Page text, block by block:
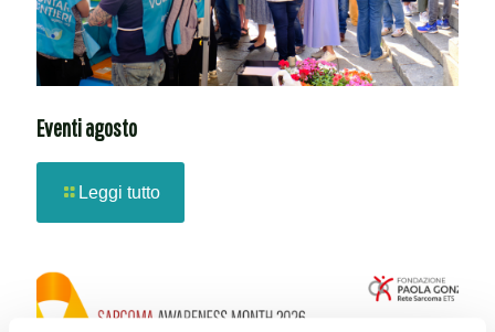
Eventi agosto
Leggi tutto